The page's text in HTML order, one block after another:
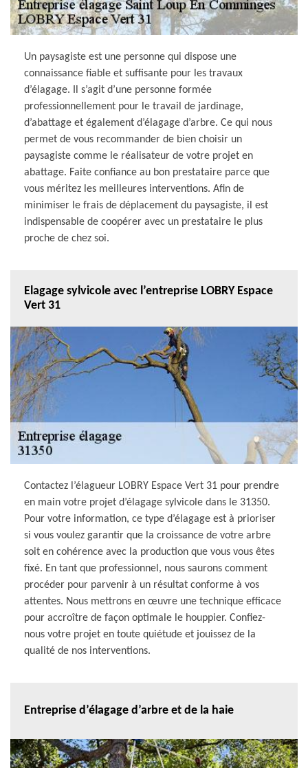
Un paysagiste est une personne qui dispose une
connaissance fiable et suffisante pour les travaux
d’élagage. Il s’agit d’une personne formée
professionnellement pour le travail de jardinage,
d’abattage et également d’élagage d’arbre. Ce qui nous
permet de vous recommander de bien choisir un
paysagiste comme le réalisateur de votre projet en
abattage. Faite confiance au bon prestataire parce que
vous méritez les meilleures interventions. Afin de
minimiser le frais de déplacement du paysagiste, il est
indispensable de coopérer avec un prestataire le plus
proche de chez soi.
Elagage sylvicole avec l’entreprise LOBRY Espace
Vert 31
Contactez l’élagueur LOBRY Espace Vert 31 pour prendre
en main votre projet d’élagage sylvicole dans le 31350.
Pour votre information, ce type d’élagage est à prioriser
si vous voulez garantir que la croissance de votre arbre
soit en cohérence avec la production que vous vous êtes
fixé. En tant que professionnel, nous saurons comment
procéder pour parvenir à un résultat conforme à vos
attentes. Nous mettrons en œuvre une technique efficace
pour accroître de façon optimale le houppier. Confiez-
nous votre projet en toute quiétude et jouissez de la
qualité de nos interventions.
Entreprise d’élagage d’arbre et de la haie